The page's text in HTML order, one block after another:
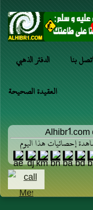
الدفتر الذهبي بنا
العقيدة الصحيحة
إحصائيات هذا اليوم